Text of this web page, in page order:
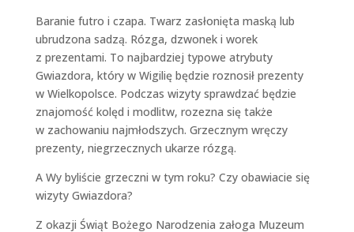
Baranie futro i czapa. Twarz zasłonięta maską lub
ubrudzona sadzą. Rózga, dzwonek i worek
z prezentami. To najbardziej typowe atrybuty
Gwiazdora, który w Wigilię będzie roznosił prezenty
w Wielkopolsce. Podczas wizyty sprawdzać będzie
znajomość kolęd i modlitw, rozezna się także
w zachowaniu najmłodszych. Grzecznym wręczy
prezenty, niegrzecznych ukarze rózgą.
A Wy byliście grzeczni w tym roku? Czy obawiacie się
wizyty Gwiazdora?
Z okazji Świąt Bożego Narodzenia załoga Muzeum